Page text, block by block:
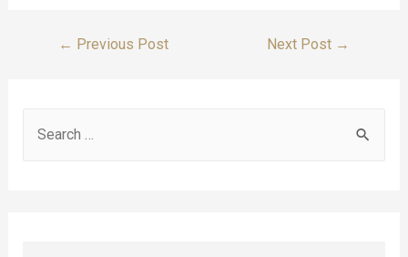
Post
← Previous Post Next Post →